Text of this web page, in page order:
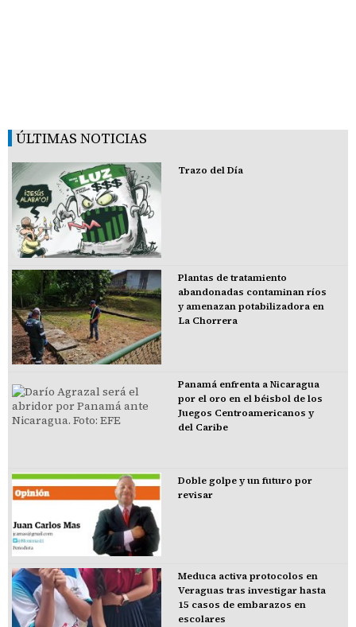
ÚLTIMAS NOTICIAS
Trazo del Día
Plantas de tratamiento
abandonadas contaminan ríos
y amenazan potabilizadora en
La Chorrera
Panamá enfrenta a Nicaragua
por el oro en el béisbol de los
Juegos Centroamericanos y
del Caribe
Doble golpe y un futuro por
revisar
Meduca activa protocolos en
Veraguas tras investigar hasta
15 casos de embarazos en
escolares